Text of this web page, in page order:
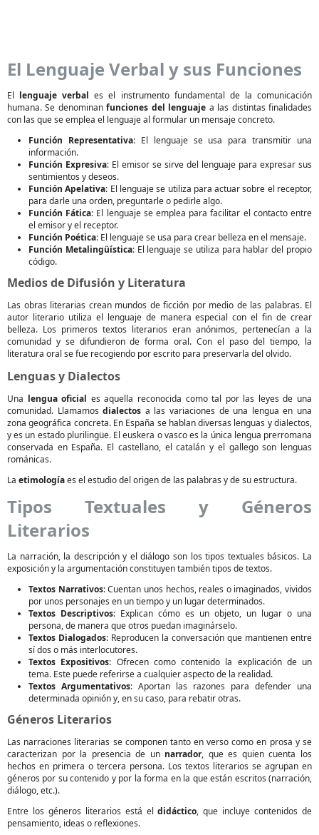
El Lenguaje Verbal y sus Funciones
El lenguaje verbal es el instrumento fundamental de la comunicación
humana. Se denominanfunciones del lenguaje a las distintas finalidades
con las que se emplea el lenguaje al formular un mensaje concreto.
Función Representativa: El lenguaje se usa para transmitir una
información.
Función Expresiva: El emisor se sirve del lenguaje para expresar sus
sentimientos y deseos.
Función Apelativa: El lenguaje se utiliza para actuar sobre el receptor,
para darle una orden, preguntarle o pedirle algo.
Función Fática: El lenguaje se emplea para facilitar el contacto entre
el emisor y el receptor.
Función Poética: El lenguaje se usa para crear belleza en el mensaje.
Función Metalingüística: El lenguaje se utiliza para hablar del propio
código.
Medios de Difusión y Literatura
Las obras literarias crean mundos de ficción por medio de las palabras. El
autor literario utiliza el lenguaje de manera especial con el fin de crear
belleza. Los primeros textos literarios eran anónimos, pertenecían a la
comunidad y se difundieron de forma oral. Con el paso del tiempo, la
literatura oral se fue recogiendo por escrito para preservarla del olvido.
Lenguas y Dialectos
Una lengua oficial es aquella reconocida como tal por las leyes de una
comunidad. Llamamosdialectos a las variaciones de una lengua en una
zona geográfica concreta. En España se hablan diversas lenguas y dialectos,
y es un estado plurilingüe. El euskera o vasco es la única lengua prerromana
conservada en España. El castellano, el catalán y el gallego son lenguas
románicas.
La etimologíaes el estudio del origen de las palabras y de su estructura.
Tipos Textuales y Géneros
Literarios
La narración, la descripción y el diálogo son los tipos textuales básicos. La
exposición y la argumentación constituyen también tipos de textos.
Textos Narrativos: Cuentan unos hechos, reales o imaginados, vividos
por unos personajes en un tiempo y un lugar determinados.
Textos Descriptivos: Explican cómo es un objeto, un lugar o una
persona, de manera que otros puedan imaginárselo.
Textos Dialogados: Reproducen la conversación que mantienen entre
sí dos o más interlocutores.
Textos Expositivos: Ofrecen como contenido la explicación de un
tema. Este puede referirse a cualquier aspecto de la realidad.
Textos Argumentativos: Aportan las razones para defender una
determinada opinión y, en su caso, para rebatir otras.
Géneros Literarios
Las narraciones literarias se componen tanto en verso como en prosa y se
caracterizan por la presencia de un narrador, que es quien cuenta los
hechos en primera o tercera persona. Los textos literarios se agrupan en
géneros por su contenido y por la forma en la que están escritos (narración,
diálogo, etc.).
Entre los géneros literarios está eldidáctico, que incluye contenidos de
pensamiento, ideas o reflexiones.